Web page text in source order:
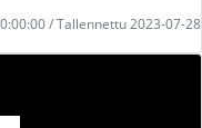
/ Tallennettu 2023-07-28